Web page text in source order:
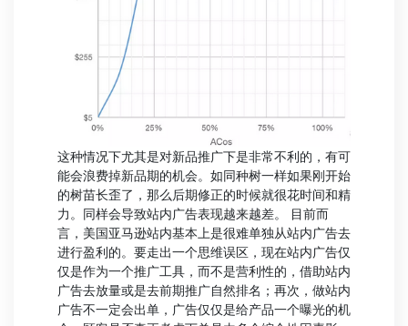
这种情况下尤其是对新品推广下是非常不利的，有可
能会浪费掉新品期的机会。如同种树一样如果刚开始
的树苗长歪了，那么后期修正的时候就很花时间和精
力。同样会导致站内广告表现越来越差。 目前而
言，美国亚马逊站内基本上是很难单独从站内广告去
进行盈利的。要走出一个思维误区，现在站内广告仅
仅是作为一个推广工具，而不是营利性的，借助站内
广告去放量或是去前期推广自然排名；再次，做站内
广告不一定会出单，广告仅仅是给产品一个曝光的机